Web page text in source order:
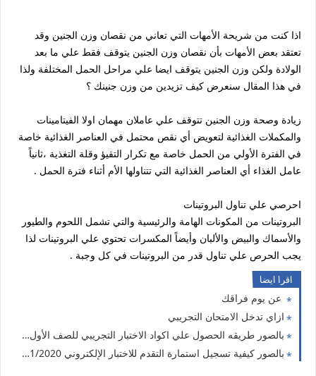
اذا كنت من شريحة الأمهات التي تعاني من نقصان وزن الجنين وقد
تعتقد بعض الأمهات بأن نقصان وزن الجنين يتوقف فقط علي ما بعد
الولادة ولكن وزن الجنين يتوقف ايضا علي مراحل الحمل المختلفة ولذا
في هذا المقال سنعرض كيف تزيدين من وزن جنينك ؟
زيادة وصحة وزن الجنين تتوقف علي عاملان مهمان اولا الفيتامينات
والمكملات الغذائية لتعويض أي نقص محتمل في العناصر الغذائية خاصة
في الفترة الأولي من الحمل خاصة مع تكرار التقيؤ وقلة التغذية ،ثانياً
عامل الغذاء أي العناصر الغذائية التي تتناولها الأم أثناء فترة الحمل .
احرصي علي تناول البروتينات
البروتينات من المكونات الهامة والرئيسية والتي تشمل اللحوم والطيور
والأسماك والبيض والألبان وأيضاً المكسرات تحتوي علي البروتينات لذا
يجب الحرص علي تناول قدر من البروتينات في كل وجبة .
اقرا ايضا
عن يوم فراقك
ازاي تدخل الامتحان التجريبي
بالصور طريقه الحصول علي اكواد الاختبار التجريبي للصف الأول الثانوي
بالصور كيفية تسجيل استمارة التقدم للاختبار الإلكتروني 2021/2020